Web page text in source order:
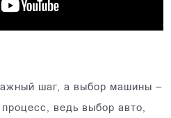
шаг, а выбор машины –
ведь выбор авто,